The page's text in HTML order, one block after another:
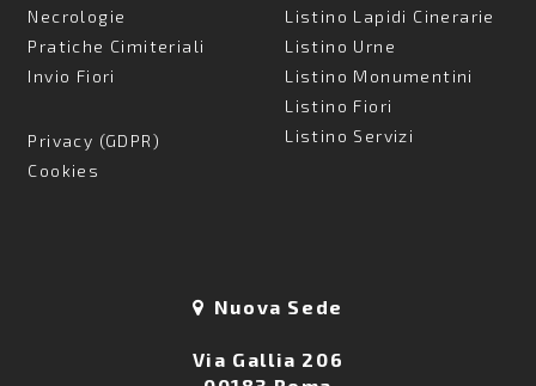
Necrologie
Pratiche Cimiteriali
Invio Fiori
Privacy (GDPR)
Cookies
Listino Lapidi Cinerarie
Listino Urne
Listino Monumentini
Listino Fiori
Listino Servizi
Nuova Sede
Via Gallia 206